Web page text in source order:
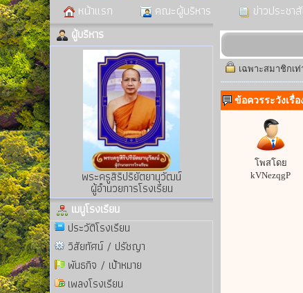
หน้าแรก คณะผู้บริหาร ข่าวประชา
ผู้บริหาร
พระครูสิริปริยัตยานุวัฒน์
ผู้อำนวยการโรงเรียน
เมนูโรงเรียน
ประวัติโรงเรียน
วิสัยทัศน์ / ปรัชญา
พันธกิจ / เป้าหมาย
เพลงโรงเรียน
เฉพาะสมาชิกเ
ข้อควรระวังเรื่
โพสโดย
kVNezqgP